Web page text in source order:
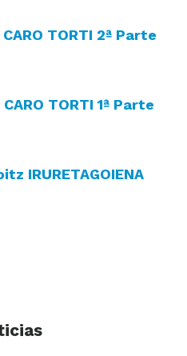
TORTI 2ª Parte
TORTI 1ª Parte
IRURETAGOIENA